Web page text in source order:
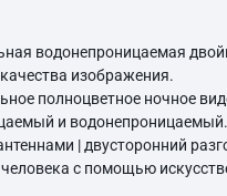
водонепроницаемая
изображения.
полноцветное ночное
и водонепроницаемый.
| двусторонний
с помощью